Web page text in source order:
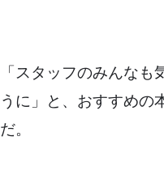
「スタッフのみんなも
うに」と、おすすめの
だ。